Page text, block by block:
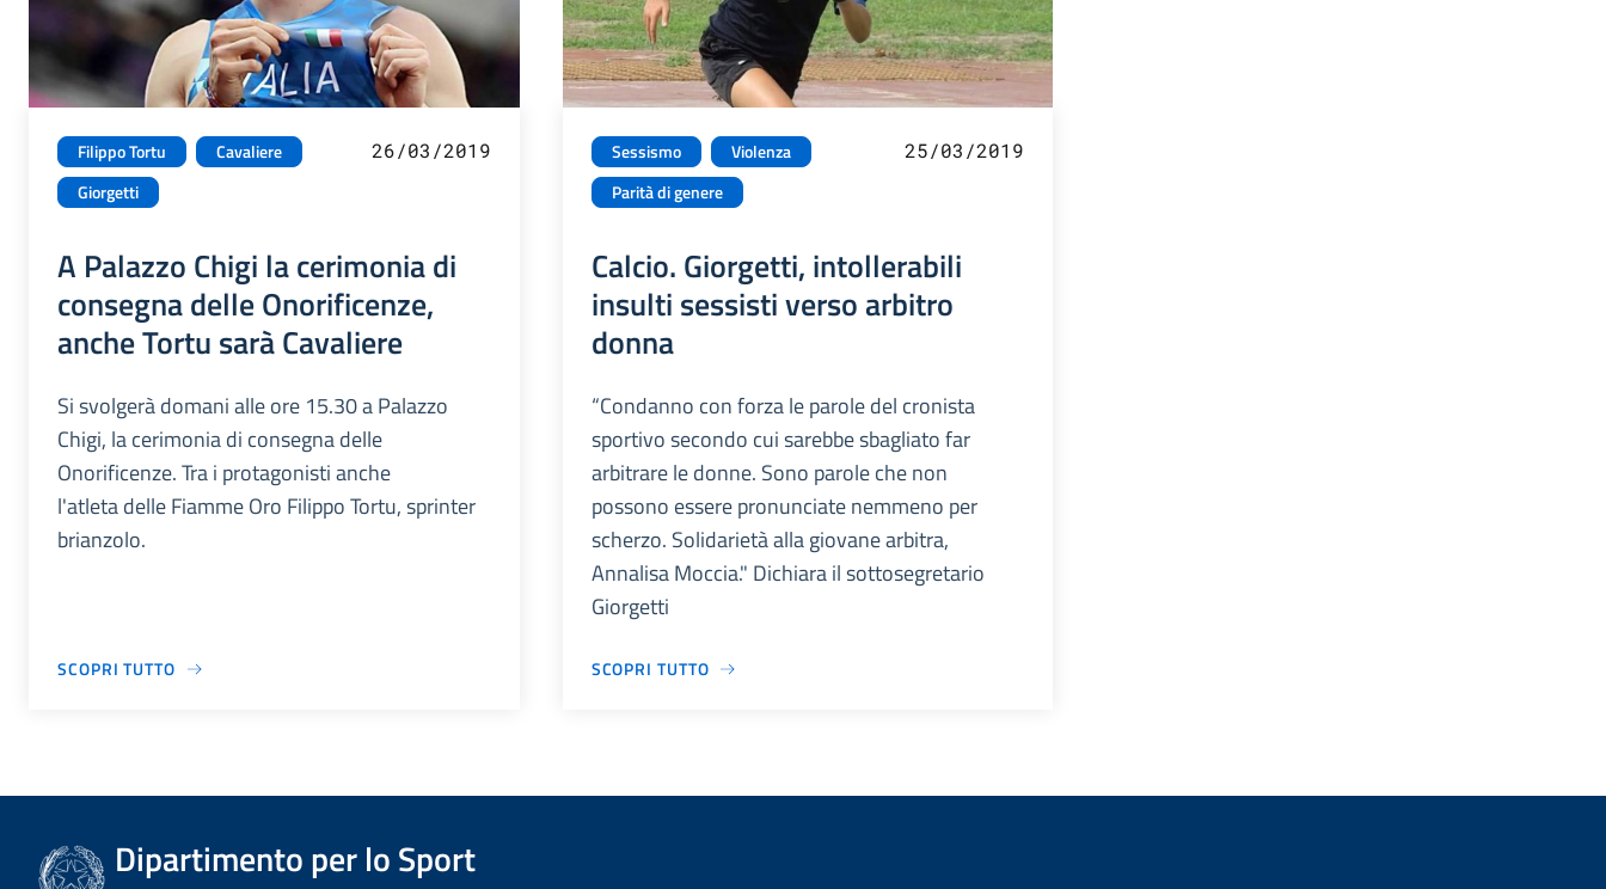
Filippo Tortu
Cavaliere
Giorgetti
26/03/2019
A Palazzo Chigi la cerimonia di
consegna delle Onorificenze,
anche Tortu sarà Cavaliere
Si svolgerà domani alle ore 15.30 a Palazzo
Chigi, la cerimonia di consegna delle
Onorificenze. Tra i protagonisti anche
l'atleta delle Fiamme Oro Filippo Tortu, sprinter
brianzolo.
SCOPRI TUTTO
Sessismo
Violenza
Parità di genere
25/03/2019
Calcio. Giorgetti, intollerabili
insulti sessisti verso arbitro
donna
“Condanno con forza le parole del cronista
sportivo secondo cui sarebbe sbagliato far
arbitrare le donne. Sono parole che non
possono essere pronunciate nemmeno per
scherzo. Solidarietà alla giovane arbitra,
Annalisa Moccia." Dichiara il sottosegretario
Giorgetti
SCOPRI TUTTO
Dipartimento per lo Sport